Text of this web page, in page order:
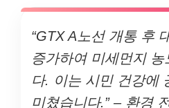
“GTX A노선 개통 후
증가하여 미세먼지
다. 이는 시민 건강에
미쳤습니다.” – 환경